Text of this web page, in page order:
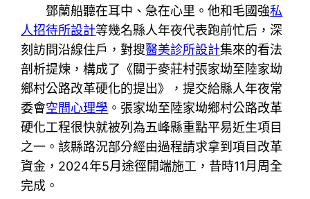
鄧蘭船聽在耳中、急在心里。他和毛國強私
人招待所設計等幾名縣人年夜代表跑前忙后，深
刻訪問沿線住戶，對搜醫美診所設計集來的看法
剖析提煉，構成了《關于麥莊村張家坳至陸家坳
鄉村公路改革硬化的提出》，提交給縣人年夜常
委會空間心理學 。張家坳至陸家坳鄉村公路改革
硬化工程很快就被列為五峰縣重點平易近生項目
之一。該縣路況部分經由過程請求拿到項目改革
資金，2024年5月途徑開端施工，昔時11月周全
完成。